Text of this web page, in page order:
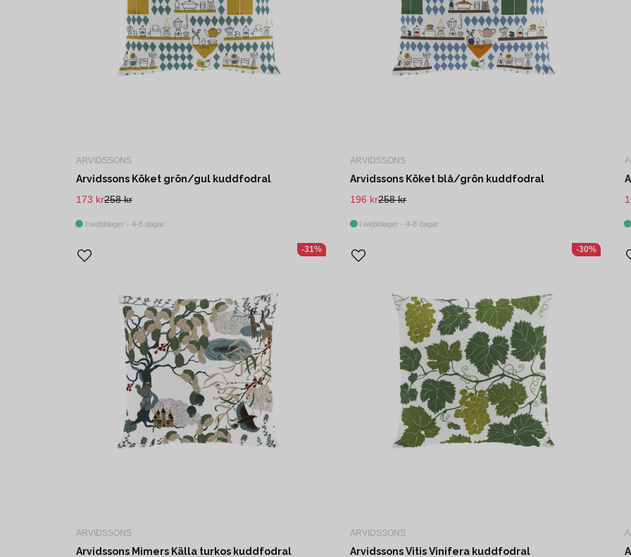
ARVIDSSONS
Arvidssons Köket grön/gul kuddfodral
258 kr
173 kr
I webblager - 4-8 dagar
ARVIDSSONS
Arvidssons Köket blå/grön kuddfodral
258 kr
196 kr
I webblager - 4-8 dagar
ARVIDSSONS
Arvidssons Mimers Källa turkos kuddfodral
-31%
ARVIDSSONS
Arvidssons Vitis Vinifera kuddfodral
-30%